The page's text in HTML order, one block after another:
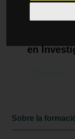
en
Sobre la